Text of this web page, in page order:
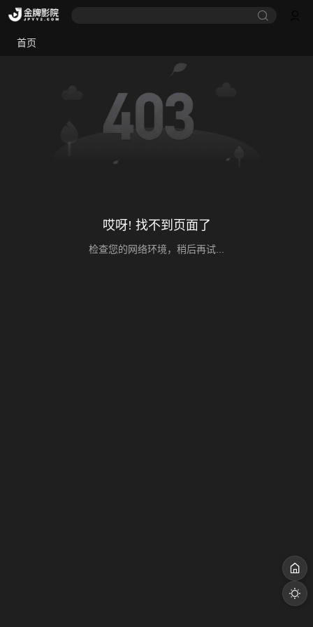
首页
哎呀! 找不到页面了
检查您的网络环境，稍后再试...